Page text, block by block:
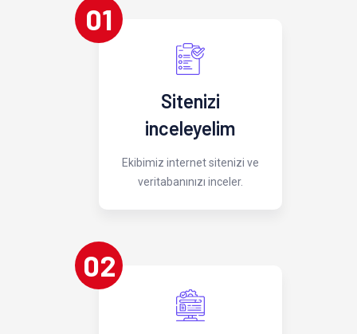
01
Sitenizi
inceleyelim
Ekibimiz internet sitenizi ve
veritabanınızı inceler.
02